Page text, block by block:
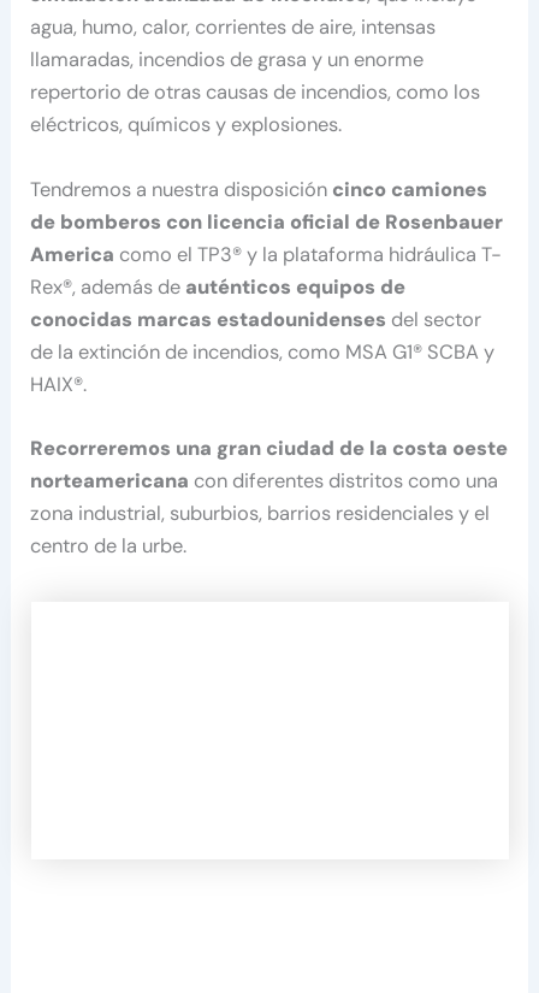
agua, humo, calor, corrientes de aire, intensas
llamaradas, incendios de grasa y un enorme
repertorio de otras causas de incendios, como los
eléctricos, químicos y explosiones.
Tendremos a nuestra disposición cinco camiones
de bomberos con licencia oficial de Rosenbauer
America como el TP3® y la plataforma hidráulica T-
Rex®, además de auténticos equipos de
conocidas marcas estadounidenses del sector
de la extinción de incendios, como MSA G1® SCBA y
HAIX®.
Recorreremos una gran ciudad de la costa oeste
norteamericana con diferentes distritos como una
zona industrial, suburbios, barrios residenciales y el
centro de la urbe.